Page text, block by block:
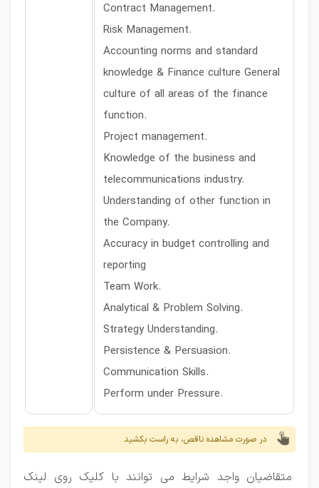
Contract Management.
Risk Management.
Accounting norms and standard
knowledge & Finance culture General
culture of all areas of the finance
function.
Project management.
Knowledge of the business and
telecommunications industry.
Understanding of other function in
the Company.
Accuracy in budget controlling and
reporting
Team Work.
Analytical & Problem Solving.
Strategy Understanding.
Persistence & Persuasion.
Communication Skills.
Perform under Pressure.
در صورت مشاهده ناقص، به راست بکشید
متقاضیان واجد شرایط می توانند با کلیک روی لینک